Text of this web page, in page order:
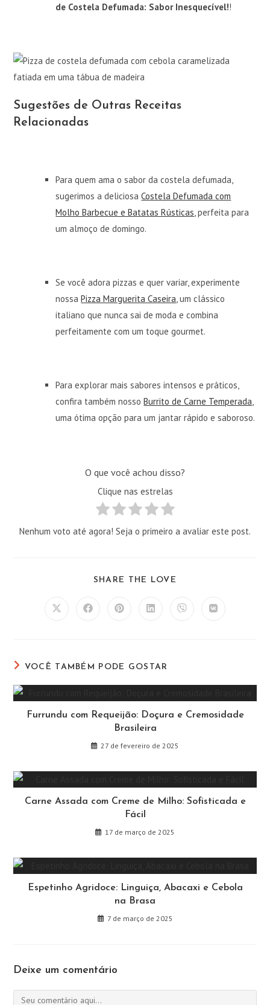
de Costela Defumada: Sabor Inesquecível!!
Sugestões de Outras Receitas
Relacionadas
Para quem ama o sabor da costela defumada,
sugerimos a deliciosaCostela Defumada com
Molho Barbecue e Batatas Rústicas , perfeita para
um almoço de domingo.
Se você adora pizzas e quer variar, experimente
nossaPizza Marguerita Caseira , um clássico
italiano que nunca sai de moda e combina
perfeitamente com um toque gourmet.
Para explorar mais sabores intensos e práticos,
confira também nossoBurrito de Carne Temperada
uma ótima opção para um jantar rápido e saboroso.
O que você achou disso?
Clique nas estrelas
Nenhum voto até agora! Seja o primeiro a avaliar este post.
SHARE THE LOVE
Abre Abre Abre Abre Abre Abre
VOCÊ TAMBÉM PODE GOSTAR
Furrundu com Requeijão: Doçura e Cremosidade
Brasileira
27 de fevereiro de 2025
Carne Assada com Creme de Milho: Sofisticada e
Fácil
17 de março de 2025
Espetinho Agridoce: Linguiça, Abacaxi e Cebola
na Brasa
7 de março de 2025
Deixe um comentário
Comentário